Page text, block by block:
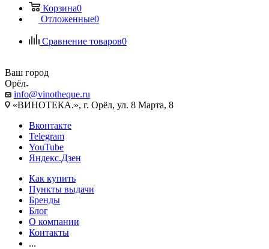
Корзина0
Отложенные0
Сравнение товаров0
Ваш город
Орёл
info@vinotheque.ru
«ВИНОТЕКА.», г. Орёл, ул. 8 Марта, 8
Вконтакте
Telegram
YouTube
Яндекс.Дзен
Как купить
Пункты выдачи
Бренды
Блог
О компании
Контакты
...